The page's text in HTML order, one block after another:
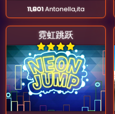
11,801Antonella,ita
霓虹跳跃